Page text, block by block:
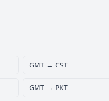
GMT → CST
GMT → PKT